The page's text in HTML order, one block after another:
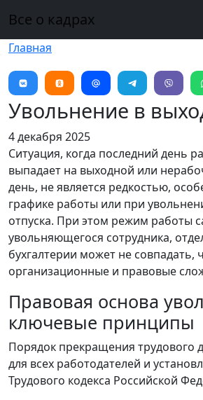
Все о кадрах
Главная
Увольнение в
4 декабря 2025
Ситуация, когда последний день
выпадает на выходной или
день, не является редкостью,
графике работы или при
отпуска. При этом режим работы
увольняющегося сотрудника,
бухгалтерии может не совпадать,
организационные и правовые
Правовая основа
ключевые принципы
Порядок прекращения трудового
для всех работодателей и
Трудового кодекса Российской